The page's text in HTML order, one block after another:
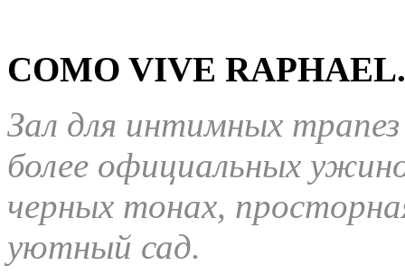
COMO VIVE
Зал для интимных
более официальных
черных тонах,
уютный сад.